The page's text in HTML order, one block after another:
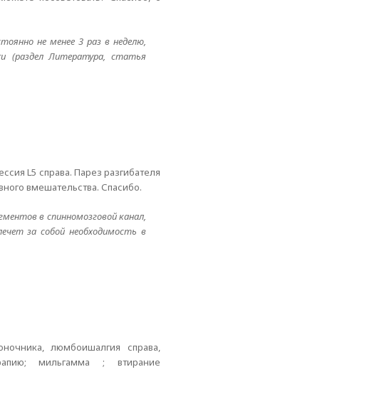
не менее 3 раз в неделю,
(раздел Литература, статья
L5 справа. Парез разгибателя
вмешательства. Спасибо.
в спинномозговой канал,
за собой необходимость в
люмбоишалгия справа,
мильгамма ; втирание